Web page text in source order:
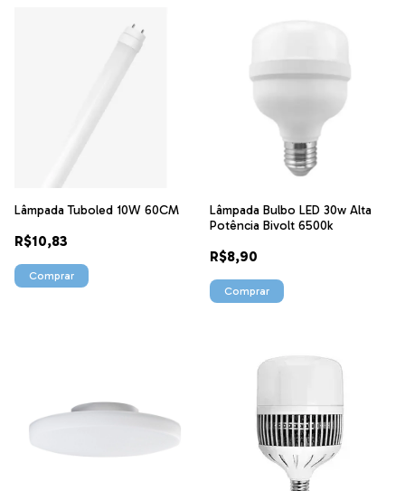
Lâmpada Tuboled 10W 60CM
R$10,83
Comprar
Lâmpada Bulbo LED 30w Alta
Potência Bivolt 6500k
R$8,90